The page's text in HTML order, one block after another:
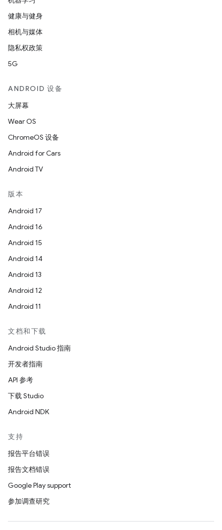
健康与健身
相机与媒体
隐私权政策
5G
ANDROID 设备
大屏幕
Wear OS
ChromeOS 设备
Android for Cars
Android TV
版本
Android 17
Android 16
Android 15
Android 14
Android 13
Android 12
Android 11
文档和下载
Android Studio 指南
开发者指南
API 参考
下载 Studio
Android NDK
支持
报告平台错误
报告文档错误
Google Play support
参加调查研究